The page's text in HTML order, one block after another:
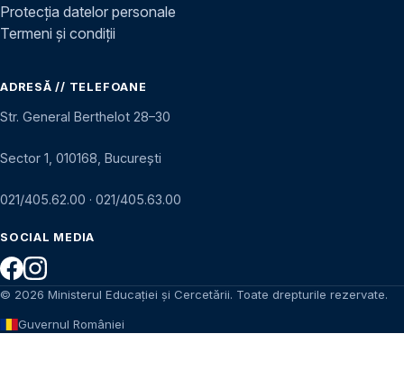
Protecția datelor personale
Termeni și condiții
ADRESĂ // TELEFOANE
Str. General Berthelot 28–30
Sector 1, 010168, București
021/405.62.00 · 021/405.63.00
SOCIAL MEDIA
© 2026 Ministerul Educației și Cercetării. Toate drepturile rezervate.
Guvernul României